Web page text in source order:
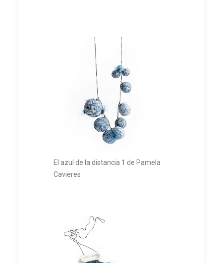
El azul de la distancia 1 de Pamela
Cavieres